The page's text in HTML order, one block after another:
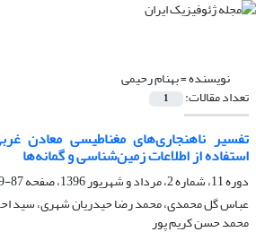
نویسنده =بهنام رحیمی
تعداد مقالات: 1
تفسیر ناهنجاری‌های مغناطیسی معادن
استفاده از اطلاعات زمین‌شناسی و گمانه‌ها
دوره 11، شماره 2، مرداد و شهریور 1396، صفحه
87-109
عباس گل محمدی، محمد رضا حیدریان شهری، سید
محمد حسن کریم پور